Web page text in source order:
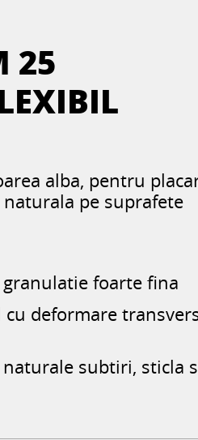
25
alba, pentru
pe suprafete
granulatie foarte fina
deformare
subtiri, sticla